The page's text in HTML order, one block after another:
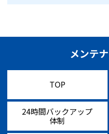
メンテ
TOP
24時間バックアップ
体制